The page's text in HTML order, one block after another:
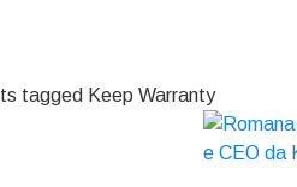
tagged Keep Warranty